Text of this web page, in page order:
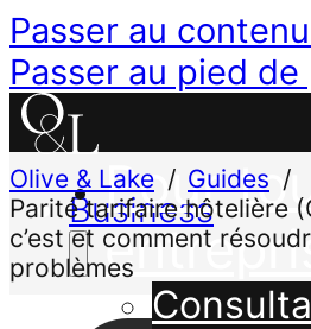
Passer au
Passer au pied de
Business
Pour
Olive & Lake
Guides
Parité tarifaire hôtelière
c’est et comment
problèmes